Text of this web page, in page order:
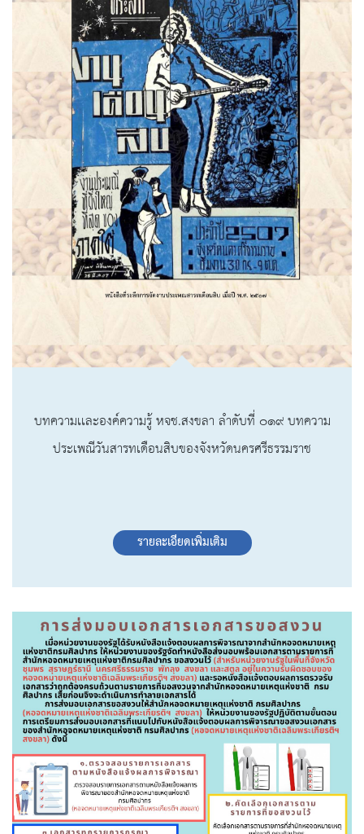
บทความเเละองค์ความรู้ หจช.สงขลา ลำดับที่ ๐๑๙ บทความ
ประเพณีวันสารทเดือนสิบของจังหวัดนครศรีธรรมราช
รายละเอียดเพิ่มเติม